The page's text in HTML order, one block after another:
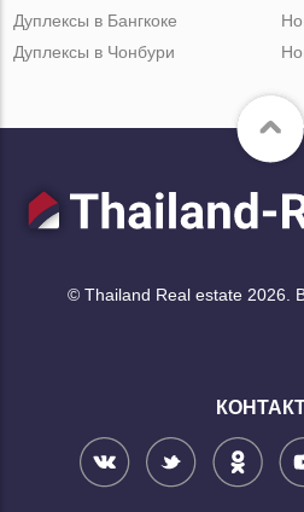
Дуплексы в Бангкоке
Дуплексы в Чонбури
© Thailand Real estate 2026.